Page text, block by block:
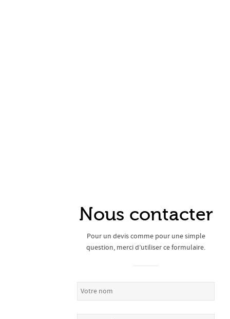
Nous contacter
Pour un devis comme pour une simple
question, merci d’utiliser ce formulaire.